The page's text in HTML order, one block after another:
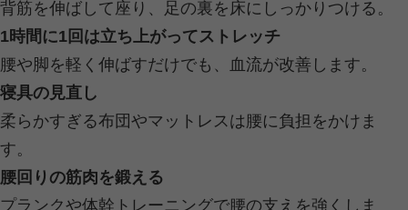
談いただけると原因は導きやすい。
症状が悪化の一途を辿らないよう
是非お早めにご相談ください！！